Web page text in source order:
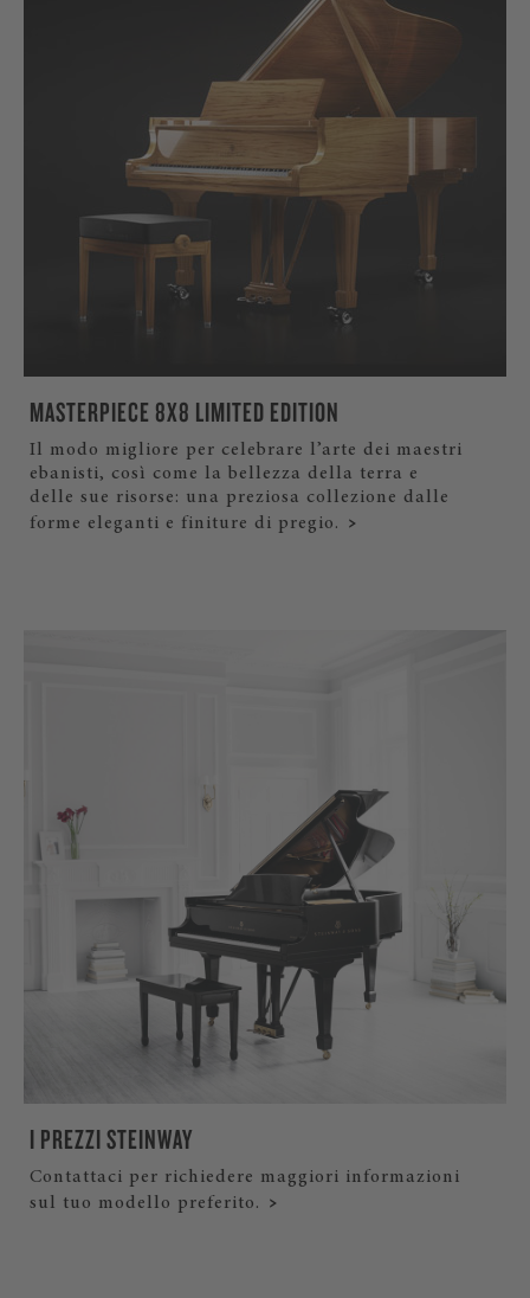
MASTERPIECE 8X8 LIMITED EDITION
Il modo migliore per celebrare l’arte dei maestri
ebanisti, così come la bellezza della terra e
delle sue risorse: una preziosa collezione dalle
forme eleganti e finiture di pregio.
I PREZZI STEINWAY
Contattaci per richiedere maggiori informazioni
sul tuo modello preferito.